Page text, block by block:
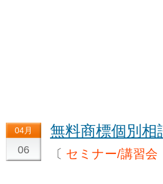
04月
06
無料商標個別相
〔 セミナー/講習会